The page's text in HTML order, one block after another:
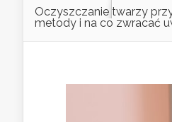
Oczyszczanie twarzy
metody i na co zwracać